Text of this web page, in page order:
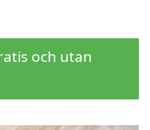
och utan